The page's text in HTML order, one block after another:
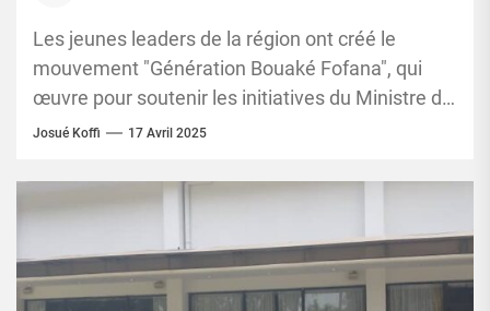
Les jeunes leaders de la région ont créé le
mouvement "Génération Bouaké Fofana", qui
œuvre pour soutenir les initiatives du Ministre de
l'Hydraulique, de l'Assainissement...
Josué Koffi 17 Avril 2025